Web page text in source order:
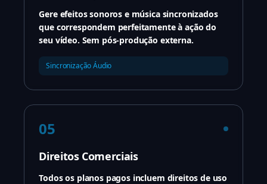
Gere efeitos sonoros e música sincronizados
que correspondem perfeitamente à ação do
seu vídeo. Sem pós-produção externa.
Sincronização Áudio
05
Direitos Comerciais
Todos os planos pagos incluem direitos de uso